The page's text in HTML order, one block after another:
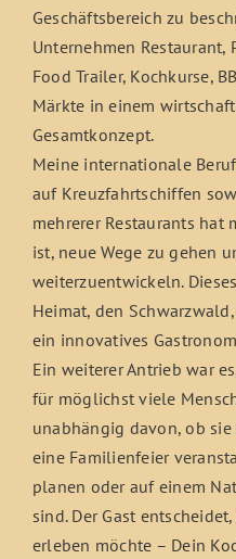
Geschäftsbereich zu
Unternehmen Restaurant,
Food Trailer, Kochkurse,
Märkte in einem
Gesamtkonzept.
Meine internationale
auf Kreuzfahrtschiffen
mehrerer Restaurants hat
ist, neue Wege zu gehen
weiterzuentwickeln.
Heimat, den
ein innovatives
Ein weiterer Antrieb war
für möglichst viele
unabhängig davon, ob
eine Familienfeier
planen oder auf einem
sind. Der Gast
erleben möchte – Dein